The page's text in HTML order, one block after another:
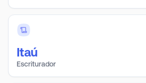
Itaú
Escriturador